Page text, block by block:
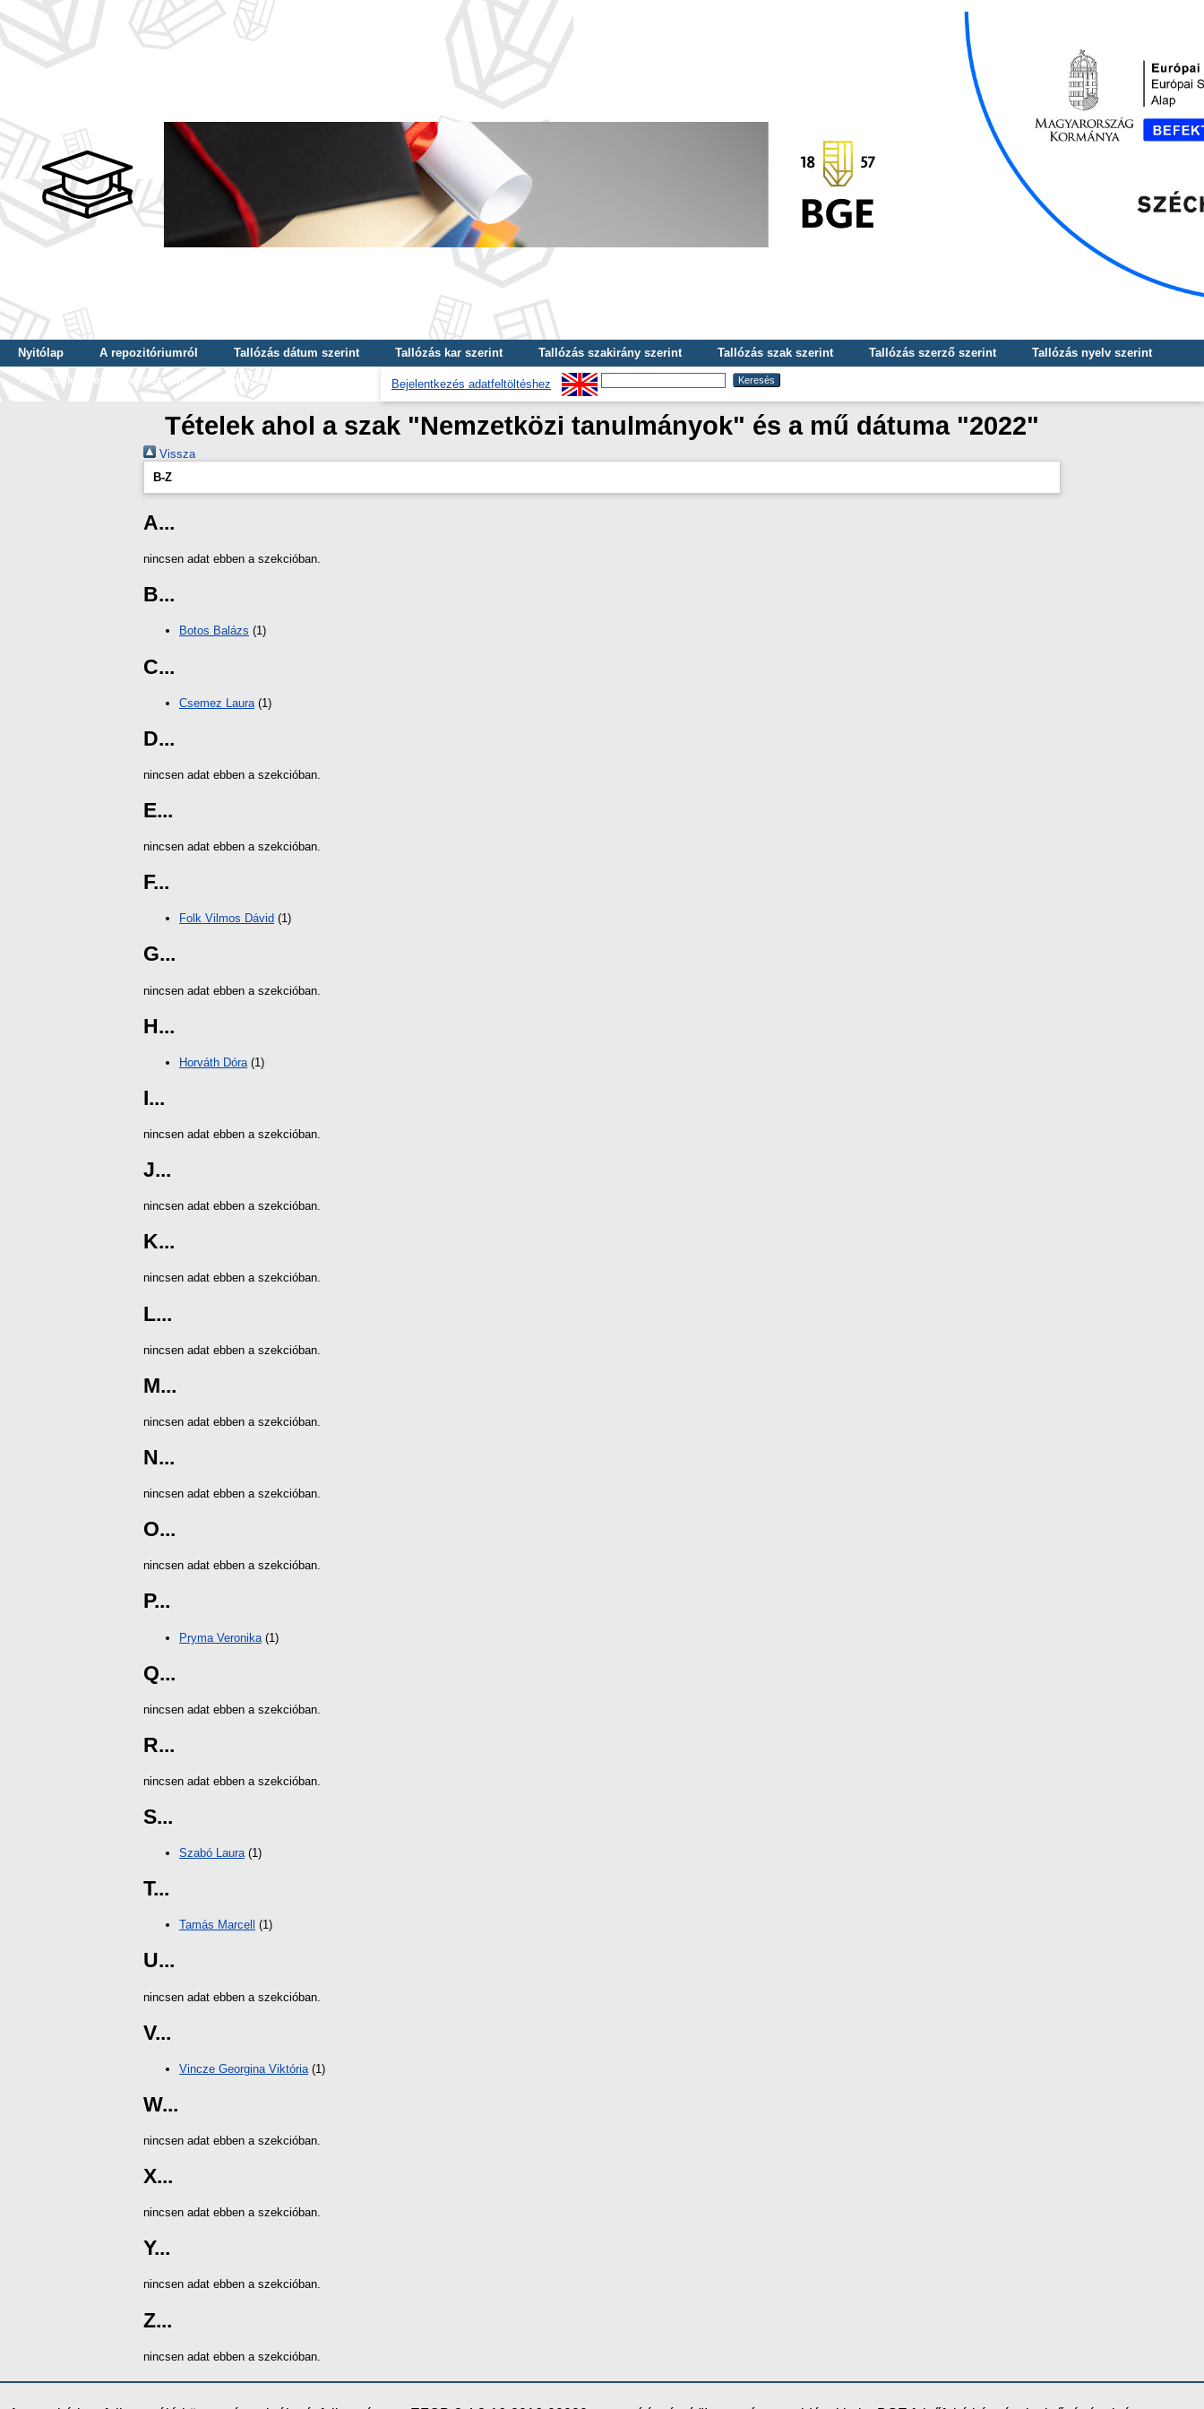
Nyitólap A repozitóriumról Tallózás dátum szerint Tallózás kar szerint Tallózás szakirány szerint Tallózás szak szerint Tallózás szerző szerint
Tallózás nyelv szerint
Tallózás képzés szintje szerint
Tallózás kulcsszó szerint Bejelentkezés adatfeltöltéshez
Tételek ahol a szak "Nemzetközi tanulmányok" és a mű dátuma "2022"
Vissza
B-Z
A...
nincsen adat ebben a szekcióban.
B...
Botos Balázs (1)
C...
Csemez Laura (1)
D...
nincsen adat ebben a szekcióban.
E...
nincsen adat ebben a szekcióban.
F...
Folk Vilmos Dávid (1)
G...
nincsen adat ebben a szekcióban.
H...
Horváth Dóra (1)
I...
nincsen adat ebben a szekcióban.
J...
nincsen adat ebben a szekcióban.
K...
nincsen adat ebben a szekcióban.
L...
nincsen adat ebben a szekcióban.
M...
nincsen adat ebben a szekcióban.
N...
nincsen adat ebben a szekcióban.
O...
nincsen adat ebben a szekcióban.
P...
Pryma Veronika (1)
Q...
nincsen adat ebben a szekcióban.
R...
nincsen adat ebben a szekcióban.
S...
Szabó Laura(1)
T...
Tamás Marcell (1)
U...
nincsen adat ebben a szekcióban.
V...
Vincze Georgina Viktória (1)
W...
nincsen adat ebben a szekcióban.
X...
nincsen adat ebben a szekcióban.
Y...
nincsen adat ebben a szekcióban.
Z...
nincsen adat ebben a szekcióban.